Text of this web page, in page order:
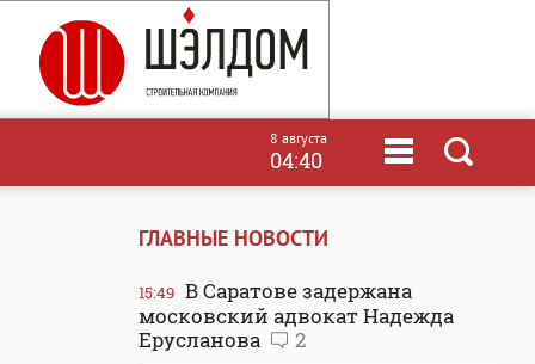
8 августа
04:40
ГЛАВНЫЕ НОВОСТИ
15:49 В Саратове задержана
московский адвокат Надежда
Ерусланова
2